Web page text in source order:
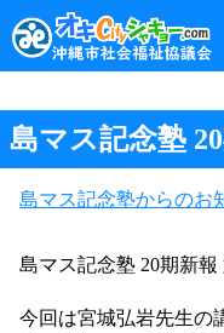
島マス記念塾
島マス記念塾からのお
島マス記念塾 20期新
今回は宮城弘岩先生の